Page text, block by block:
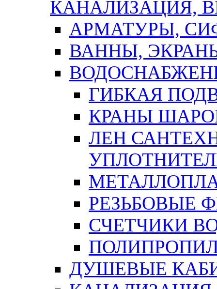
КАНАЛИЗАЦИЯ,
АРМАТУРЫ,
ВАННЫ,
ГИБКАЯ
КРАНЫ
ЛЕН
РЕЗЬБОВЫЕ
СЧЕТЧИКИ
ДУШЕВЫЕ